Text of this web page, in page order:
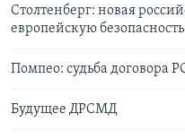
Столтенберг: новая
европейскую безопасность
Помпео: судьба договора
Будущее ДРСМД